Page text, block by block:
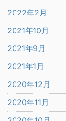
2022年2月
2021年10月
2021年9月
2021年1月
2020年12月
2020年11月